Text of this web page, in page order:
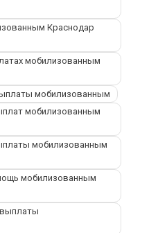
Краснодар
мобилизованным
мобилизованным
мобилизованным
мобилизованным
мобилизованным